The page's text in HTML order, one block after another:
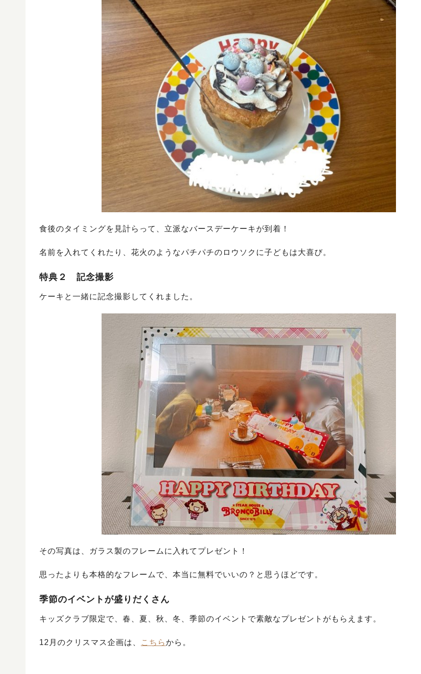
食後のタイミングを見計らって、立派なバースデーケーキが到着！
名前を入れてくれたり、花火のようなパチパチのロウソクに子どもは大喜び。
特典２ 記念撮影
ケーキと一緒に記念撮影してくれました。
その写真は、ガラス製のフレームに入れてプレゼント！
思ったよりも本格的なフレームで、本当に無料でいいの？と思うほどです。
季節のイベントが盛りだくさん
キッズクラブ限定で、春、夏、秋、冬、季節のイベントで素敵なプレゼントがもらえます。
12月のクリスマス企画は、 こちらから。